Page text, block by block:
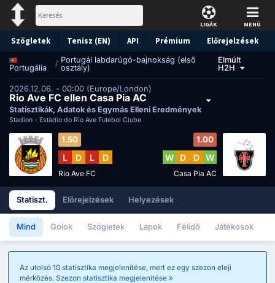
LIGÁK MENÜ
Szögletek Tenisz (EN) API Prémium Előrejelzések
Portugália / Portugál labdarúgó-bajnokság (első
osztály)
Elmúlt
H2H
2026.12.06. - 00:00 (Europe/London)
Rio Ave FC ellen Casa Pia AC
Statisztikák, Adatok és Egymás Elleni Eredmények
Stadion - Estádio do Rio Ave Futebol Clube
1.50
L D L D
Rio Ave FC
1.00
W D D W
Casa Pia AC
Statiszt. Előrejelzések Helyezések
Mind Gólok Szögletek Lapok Félidő Játékosok
Az utolsó 10 statisztika megjelenítése, mert ez egy szezon eleji
mérkőzés. Szezon statisztika megjelenítése